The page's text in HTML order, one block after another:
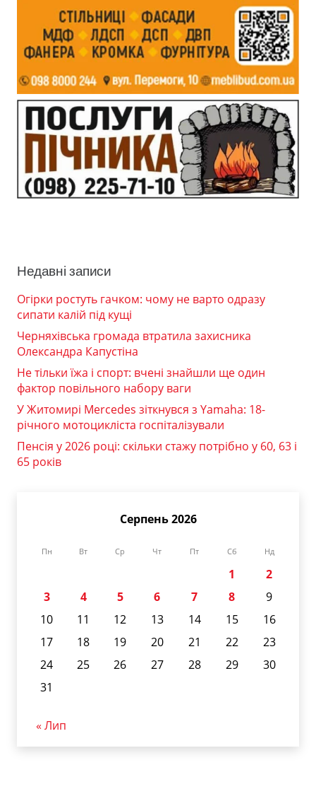
Недавні записи
Огірки ростуть гачком: чому не варто одразу
сипати калій під кущі
Черняхівська громада втратила захисника
Олександра Капустіна
Не тільки їжа і спорт: вчені знайшли ще один
фактор повільного набору ваги
У Житомирі Mercedes зіткнувся з Yamaha: 18-
річного мотоцикліста госпіталізували
Пенсія у 2026 році: скільки стажу потрібно у 60, 63 і
65 років
Серпень 2026
Пн Вт Ср Чт Пт Сб Нд
1
2
3
4 5 6 7 8
9
10
11 12 13 14 15
16
17
18 19 20 21 22
23
24
25 26 27 28 29
30
31
« Лип